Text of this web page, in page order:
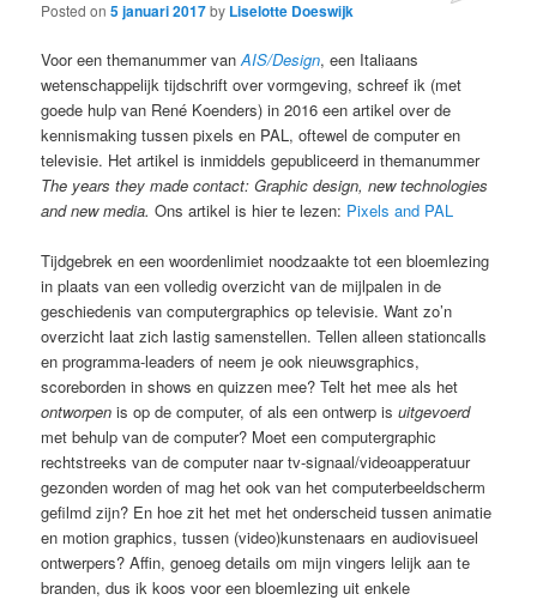
Posted on5 januari 2017by Liselotte Doeswijk
Voor een themanummer vanAIS/Design, een Italiaans
wetenschappelijk tijdschrift over vormgeving, schreef ik (met
goede hulp van René Koenders) in 2016 een artikel over de
kennismaking tussen pixels en PAL, oftewel de computer en
televisie. Het artikel is inmiddels gepubliceerd in themanummer
The years they made contact: Graphic design, new technologies
and new media.Ons artikel is hier te lezen: Pixels and PAL
Tijdgebrek en een woordenlimiet noodzaakte tot een bloemlezing
in plaats van een volledig overzicht van de mijlpalen in de
geschiedenis van computergraphics op televisie. Want zo’n
overzicht laat zich lastig samenstellen. Tellen alleen stationcalls
en programma-leaders of neem je ook nieuwsgraphics,
scoreborden in shows en quizzen mee? Telt het mee als het
ontworpen is op de computer, of als een ontwerp isuitgevoerd
met behulp van de computer? Moet een computergraphic
rechtstreeks van de computer naar tv-signaal/videoapperatuur
gezonden worden of mag het ook van het computerbeeldscherm
gefilmd zijn? En hoe zit het met het onderscheid tussen animatie
en motion graphics, tussen (video)kunstenaars en audiovisueel
ontwerpers? Affin, genoeg details om mijn vingers lelijk aan te
branden, dus ik koos voor een bloemlezing uit enkele